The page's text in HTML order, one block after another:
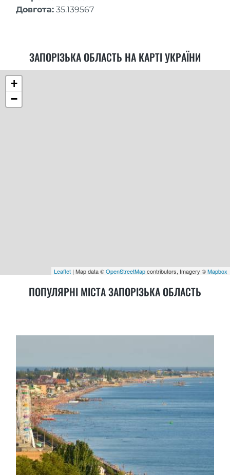
Довгота: 35.139567
ЗАПОРІЗЬКА ОБЛАСТЬ НА КАРТІ УКРАЇНИ
+
−
Leaflet | Map data ©OpenStreetMapcontributors, Imagery ©Mapbox
ПОПУЛЯРНІ МІСТА ЗАПОРІЗЬКА ОБЛАСТЬ